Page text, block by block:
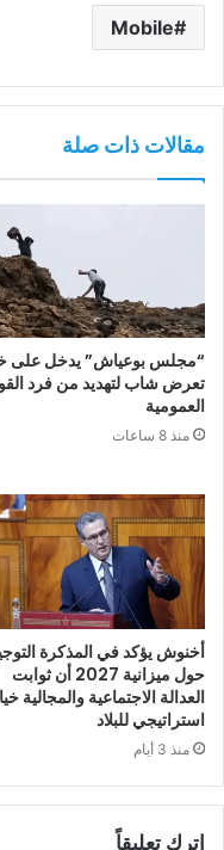
Mobile
مقالات ذات صلة
“مجلس بوعياش” يدخل على
تعرض شاب لتهديد من فرد
العمومية
منذ 8 ساعات
أخنوش يؤكد في المذكرة
حول ميزانية 2027 أن ثوابت
العدالة الاجتماعية والمجالية
استراتيجي للبلاد
منذ 3 أيام
اترك تعليقاً